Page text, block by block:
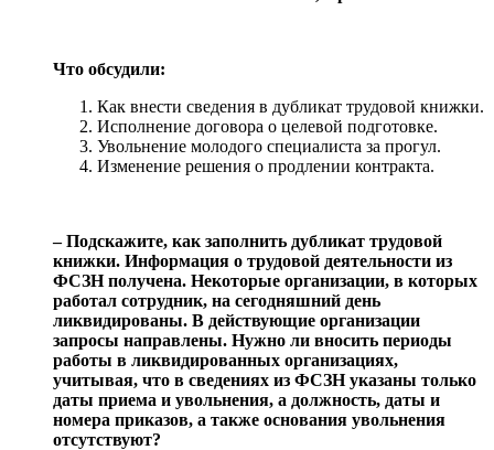
Что обсудили:
Как внести сведения в дубликат трудовой книжки.
Исполнение договора о целевой подготовке.
Увольнение молодого специалиста за прогул.
Изменение решения о продлении контракта.
‒ Подскажите, как заполнить дубликат трудовой
книжки. Информация о трудовой деятельности из
ФСЗН получена. Некоторые организации, в которых
работал сотрудник, на сегодняшний день
ликвидированы. В действующие организации
запросы направлены. Нужно ли вносить периоды
работы в ликвидированных организациях,
учитывая, что в сведениях из ФСЗН указаны только
даты приема и увольнения, а должность, даты и
номера приказов, а также основания увольнения
отсутствуют?